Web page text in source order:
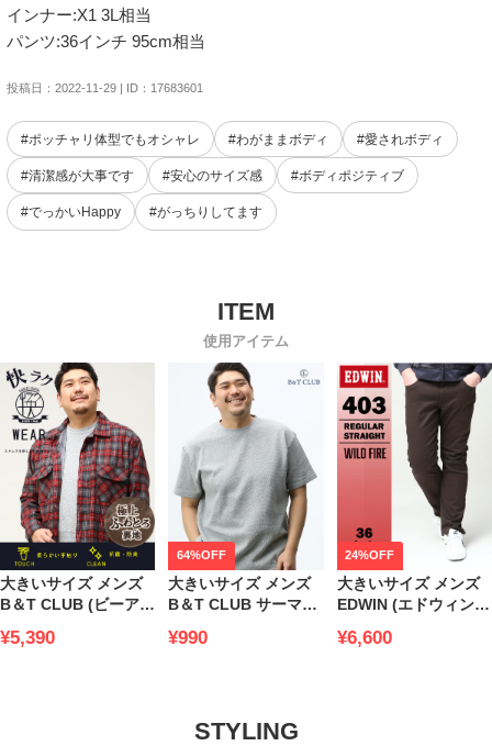
インナー:X1 3L相当
パンツ:36インチ 95cm相当
投稿日：2022-11-29 | ID：17683601
#ポッチャリ体型でもオシャレ #わがままボディ #愛されボディ
#清潔感が大事です #安心のサイズ感 #ボディポジティブ
#でっかいHappy #がっちりしてます
使用アイテム
大きいサイズ メンズ
B＆T CLUB (ビーアン
ク ふわとろ 裏シャギ
¥5,390
64%OFF
大きいサイズ メンズ
B＆T CLUB サーマル
ーネック 半袖 Tシャ
¥990
24%OFF
大きいサイズ メンズ
EDWIN (エドウィン)
ーンズ 403 WILD
¥6,600